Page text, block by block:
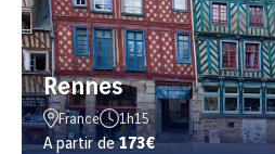
Rennes
France 1h15
A partir de173€